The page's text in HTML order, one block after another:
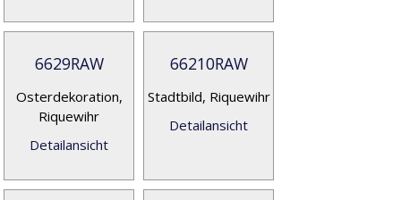
6629RAW
Osterdekoration,
Riquewihr
Detailansicht
66210RAW
Stadtbild, Riquewihr
Detailansicht